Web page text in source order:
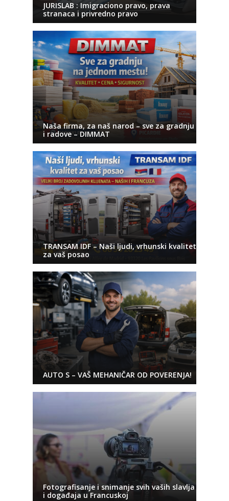
JURISLAB : Imigraciono pravo, prava
stranaca i privredno pravo
Naša firma, za naš narod – sve za gradnju
i radove – DIMMAT
TRANSAM IDF – Naši ljudi, vrhunski kvalitet
za vaš posao
AUTO S – VAŠ MEHANIČAR OD POVERENJA!
Fotografisanje i snimanje svih vaših slavlja
i događaja u Francuskoj